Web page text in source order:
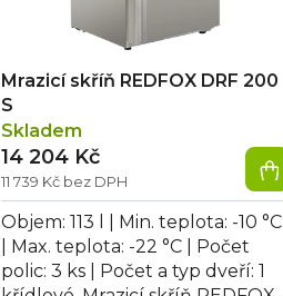
Mrazicí skříň REDFOX DRF 200
S
Skladem
11 739 Kč bez DPH
14 204 Kč
Objem: 113 l | Min. teplota: -10 °C
| Max. teplota: -22 °C | Počet
polic: 3 ks | Počet a typ dveří: 1